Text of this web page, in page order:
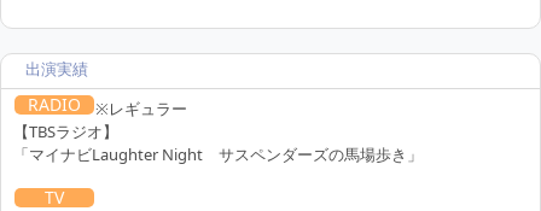
出演実績
RADIO
※レギュラー
【TBSラジオ】
「マイナビLaughter Night サスペンダーズの馬場歩き」
TV